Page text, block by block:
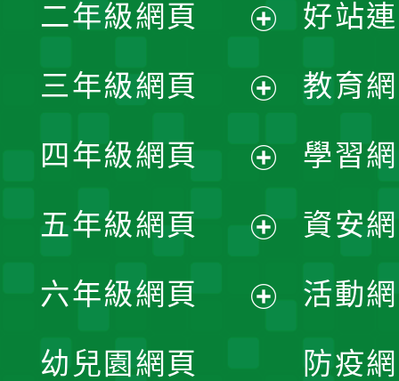
開
選
單
二年級網頁
開
選
單
三年級網頁
開
選
單
四年級網頁
開
選
五年級網頁
開
六年級網頁
幼兒園網頁
好站
教育
學習
資安
活動
防疫